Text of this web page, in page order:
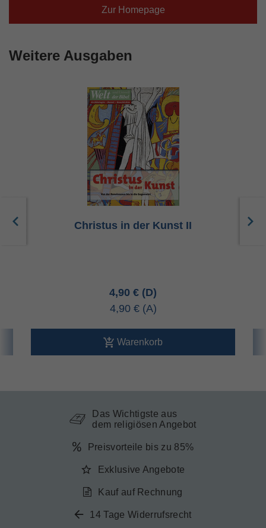
Zur Homepage
Weitere Ausgaben
Christus in der Kunst II
4,90 €
4,90 €
Warenkorb
Das Wichtigste aus
dem religiösen Angebot
Preisvorteile bis zu 85%
Exklusive Angebote
Kauf auf Rechnung
14 Tage Widerrufsrecht